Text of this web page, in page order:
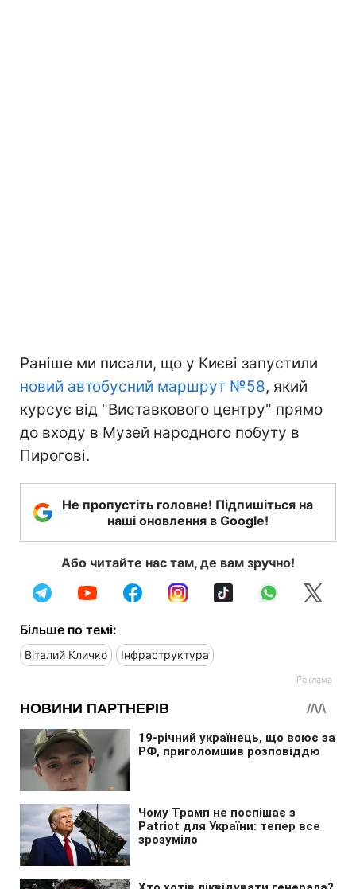
Раніше ми писали, що у Києві запустили
новий автобусний маршрут №58, який
курсує від "Виставкового центру" прямо
до входу в Музей народного побуту в
Пирогові.
Не пропустіть головне! Підпишіться на
наші оновлення в Google!
Або читайте нас там, де вам зручно!
Більше по темі:
Віталий Кличко Інфраструктура